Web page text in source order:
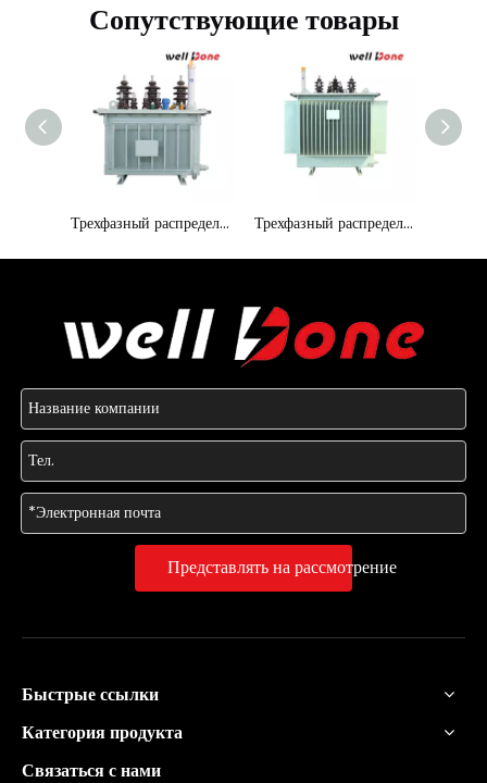
Сопутствующие товары
Трехфазный распределительный трансформатор с низкими потерями 10 кВ 250 кВА Трехфазный распределительный трансформатор с низкими потерями 10 кВ 315 кВА
Представлять на рассмотрение
Быстрые ссылки
Категория продукта
Связаться с нами